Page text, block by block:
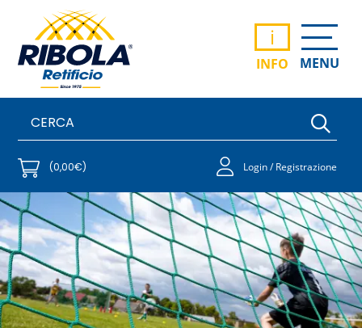
i
INFO MENU
(0,00€) Login / Registrazione